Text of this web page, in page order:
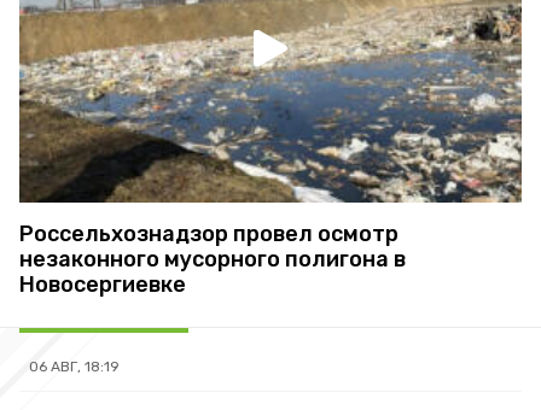
Россельхознадзор провел осмотр
незаконного мусорного полигона в
Новосергиевке
06 АВГ, 18:19